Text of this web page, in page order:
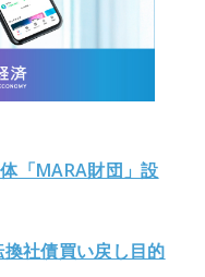
「MARA財団」設
社債買い戻し目的